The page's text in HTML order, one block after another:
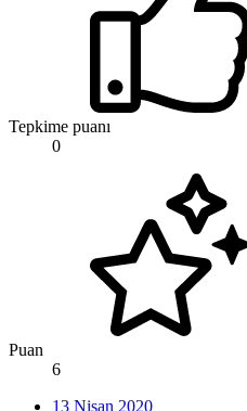
Tepkime puanı
0
Puan
6
13 Nisan 2020